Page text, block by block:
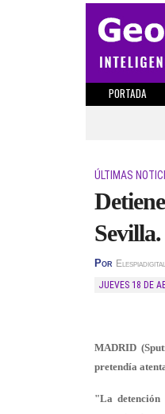
PORTADA
ÚLTIMAS
Por Elespiadigital
JUEVES 18 DE
MADRID
pretendía
"La